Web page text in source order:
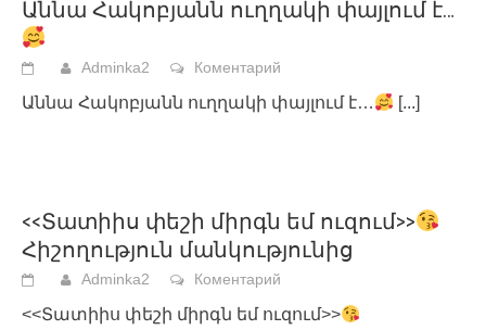
Աննա Հակոբյանն ուղղակի փայլում է…
Adminka2 Коментарий
Աննա Հակոբյանն ուղղակի փայլում է… [...]
<<Տատիիս փեշի միրգն եմ ուզում>>
Հիշողություն մանկությունից
Adminka2 Коментарий
<<Տատիիս փեշի միրգն եմ ուզում>>